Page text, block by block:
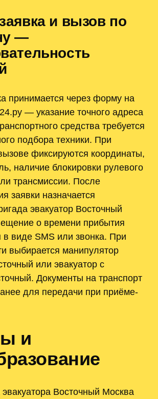
и вызов по
—
принимается через форму на
— указание точного адреса
средства требуется
подбора техники. При
фиксируются координаты,
наличие блокировки рулевого
трансмиссии. После
заявки назначается
эвакуатор Восточный
о времени прибытия
в виде SMS или звонка. При
выбирается манипулятор
или эвакуатор с
Документы на транспорт
для передачи при приёме-
и
Восточный Москва